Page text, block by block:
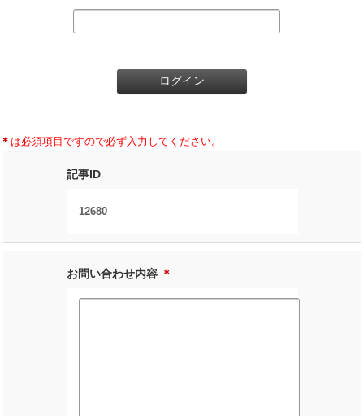
＊ は必須項目ですので必ず入力してください。
記事ID
12680
お問い合わせ内容 ＊